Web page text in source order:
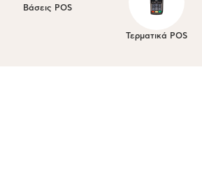
Βάσεις POS
Τερματικά POS